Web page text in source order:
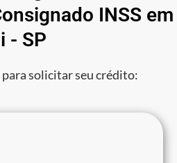
INSS em
- SP
para solicitar seu crédito: